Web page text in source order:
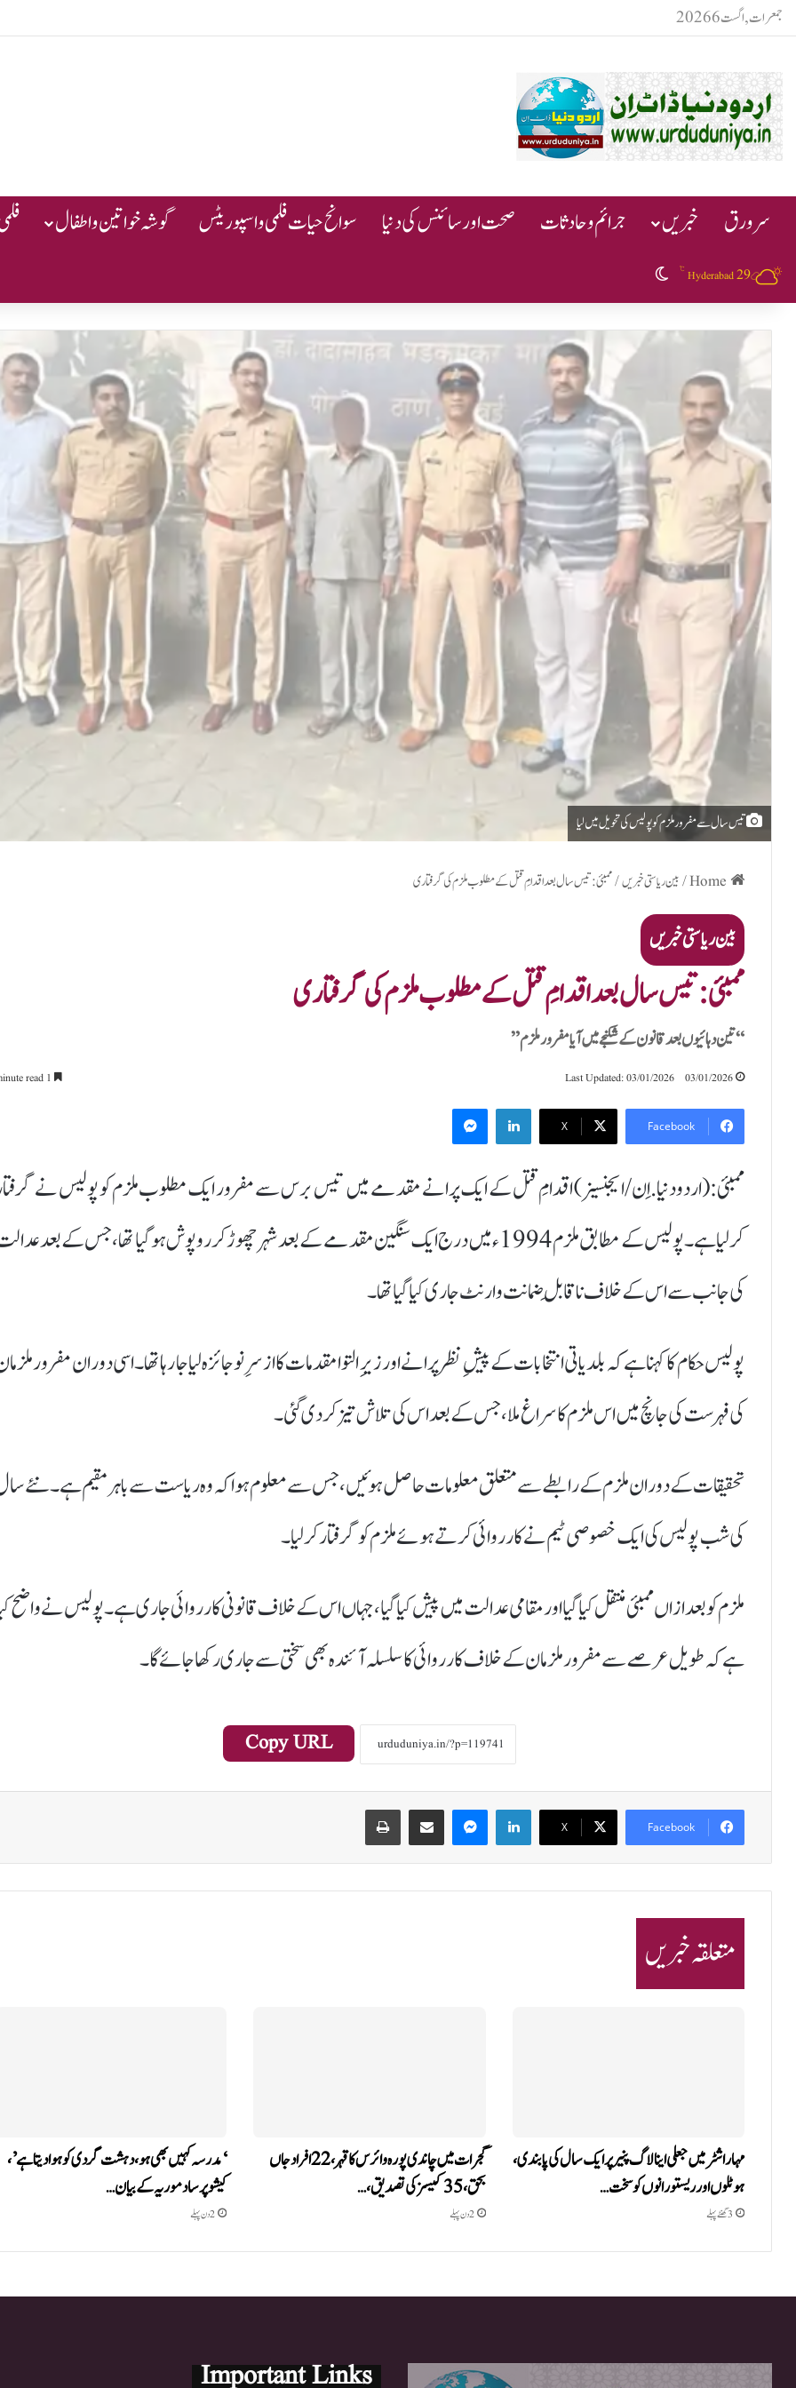
جمعرات, اگست 6 2026
سرورق خبریں جرائم و حادثات صحت اور سائنس کی دنیا سوانح حیات فلمی و اسپوریٹس گوشہ خواتین و اطفال
Hyderabad29
℃
تیس سال سے مفرور ملزم کو پولیس کی تحویل میں لیا
/بین ریاستی خبریں/ ممبئی: تیس سال بعد اقدامِ قتل کے مطلوب ملزم کی گرفتاری
بین ریاستی خبریں
ممبئی: تیس سال بعد اقدامِ قتل کے مطلوب ملزم کی گرفتاری
“تین دہائیوں بعد قانون کے شکنجے میں آیا مفرور ملزم”
03/01/2026
Last Updated: 03/01/2026
Facebook
X
LinkedIn
ممبئی:(اردودنیا.اِن/ایجنسیز) اقدامِ قتل کے ایک پرانے مقدمے میں تیس برس سے مفرور ایک مطلوب ملزم کو پولیس نے
کر لیا ہے۔ پولیس کے مطابق ملزم 1994ء میں درج ایک سنگین مقدمے کے بعد شہر چھوڑ کر روپوش ہو گیا تھا، جس کے بعد
کی جانب سے اس کے خلاف ناقابلِ ضمانت وارنٹ جاری کیا گیا تھا۔
پولیس حکام کا کہنا ہے کہ بلدیاتی انتخابات کے پیشِ نظر پرانے اور زیرِ التوا مقدمات کا ازسرِ نو جائزہ لیا جا رہا تھا۔ اسی دوران مفرور
کی فہرست کی جانچ میں اس ملزم کا سراغ ملا، جس کے بعد اس کی تلاش تیز کر دی گئی۔
تحقیقات کے دوران ملزم کے رابطے سے متعلق معلومات حاصل ہوئیں، جس سے معلوم ہوا کہ وہ ریاست سے باہر مقیم ہے۔ نئے
کی شب پولیس کی ایک خصوصی ٹیم نے کارروائی کرتے ہوئے ملزم کو گرفتار کر لیا۔
ملزم کو بعد ازاں ممبئی منتقل کیا گیا اور مقامی عدالت میں پیش کیا گیا، جہاں اس کے خلاف قانونی کارروائی جاری ہے۔ پولیس نے واضح
ہے کہ طویل عرصے سے مفرور ملزمان کے خلاف کارروائی کا سلسلہ آئندہ بھی سختی سے جاری رکھا جائے گا۔
Copy URL
Facebook
X
LinkedIn
متعلقہ خبریں
مہاراشٹر میں جعلی اینالاگ پنیر پر ایک سال کی پابندی،
ہوٹلوں اور ریستورانوں کو سخت…
3 گھنٹے پہلے
گجرات میں چاندی پورہ وائرس کا قہر، 22 افراد جاں
بحق، 35 کیسز کی تصدیق،…
2 دن پہلے
‘مدرسہ کہیں بھی ہو، دہشت گردی کو ہوا دیتا ہے’،
کیشو پرساد موریہ کے بیان…
2 دن پہلے
Important Links